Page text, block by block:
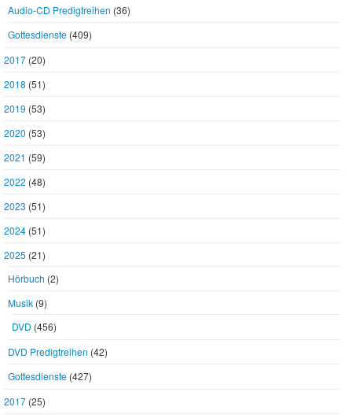
Audio-CD Predigtreihen (36)
Gottesdienste (409)
2017 (20)
2018 (51)
2019 (53)
2020 (53)
2021 (59)
2022 (48)
2023 (51)
2024 (51)
2025 (21)
Hörbuch (2)
Musik (9)
DVD (456)
DVD Predigtreihen (42)
Gottesdienste (427)
2017 (25)